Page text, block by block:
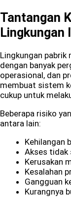
Tantangan
Lingkungan
Lingkungan
dengan banyak
operasional, dan
membuat sistem
cukup untuk
Beberapa risiko
antara lain:
Kehilangan
Akses tidak
Kerusakan
Kesalahan
Gangguan
Kurangnya